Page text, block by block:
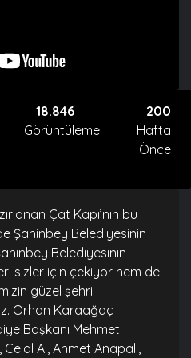
18.846
Görüntüleme
200
Hafta
Önce
Çat Kapı’nın bu
Şahinbey Belediyesinin
Belediyesinin
sizler için çekiyor hem de
güzel şehri
Orhan Karaağaç
Başkanı Mehmet
Al, Ahmet Anapalı,